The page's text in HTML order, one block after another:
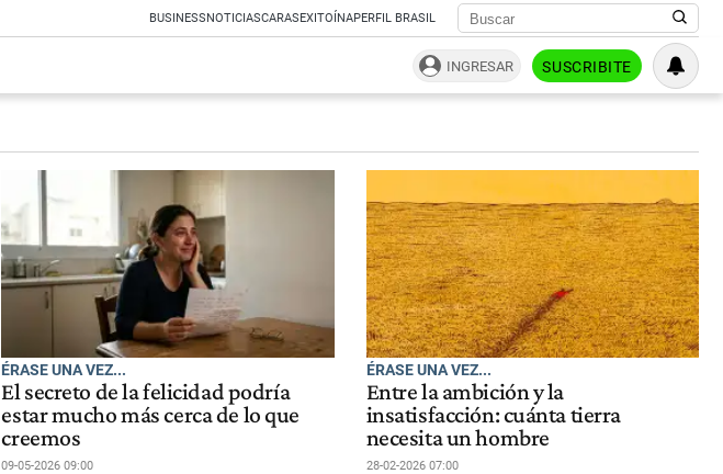
BUSINESSNOTICIASCARASEXITOÍNAPERFIL BRASIL
INGRESAR SUSCRIBITE
ÉRASE UNA VEZ...
El secreto de la felicidad podría
estar mucho más cerca de lo que
creemos
09-05-2026 09:00
ÉRASE UNA VEZ...
Entre la ambición y la
insatisfacción: cuánta tierra
necesita un hombre
28-02-2026 07:00